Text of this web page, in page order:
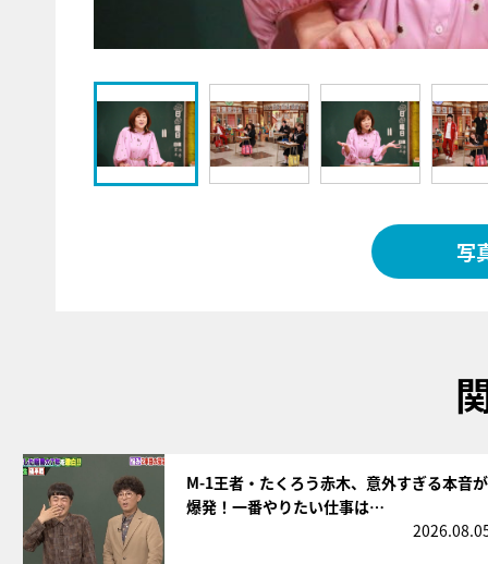
写
M-1王者・たくろう赤木、意外すぎる本音が
爆発！一番やりたい仕事は…